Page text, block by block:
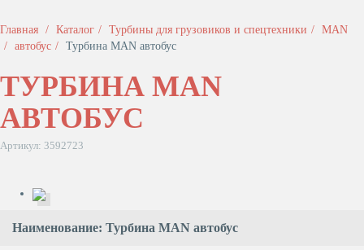
Главная Каталог Турбины для грузовиков и спецтехники
MAN
автобуc
Турбина MAN автобуc
ТУРБИНА MAN
АВТОБУC
Артикул: 3592723
Наименование: Турбина MAN автобуc